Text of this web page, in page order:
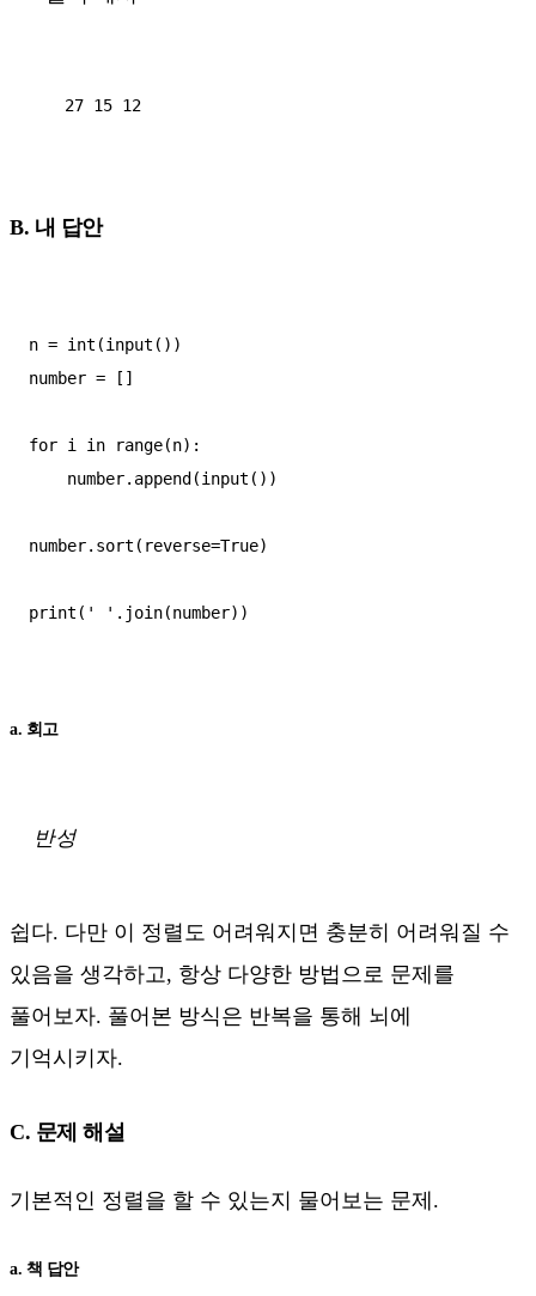
27 15 12
B. 내 답안
n = int(input())
number = []
for i in range(n):
number.sort(reverse=True)
print(' '.join(number))
a. 회고
반성
쉽다. 다만 이 정렬도 어려워지면 충분히 어려워질 수
있음을 생각하고, 항상 다양한 방법으로 문제를
풀어보자. 풀어본 방식은 반복을 통해 뇌에
기억시키자.
C. 문제 해설
기본적인 정렬을 할 수 있는지 물어보는 문제.
a. 책 답안